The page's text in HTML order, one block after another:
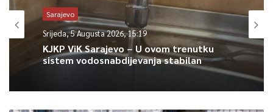
Akademija nauka i umjetnosti Bosne i Hercegovine nastala je iz
Naučnog društva koje je utemeljeno 1951. godine odlukom
Skupštine Republike Bosne i Hercegovine o osnivanju Naučnog
društva Bosne i Hercegovine.
Sarajevo
Srijeda, 5 Augusta 2026, 15:19
KJKP ViK Sarajevo – U ovom trenutku
sistem vodosnabdijevanja stabilan